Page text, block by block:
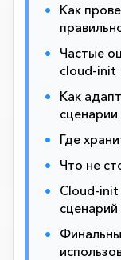
Как
Частые
cloud-init
Как
сценарии
Где
Что не
Cloud-init
сценарий